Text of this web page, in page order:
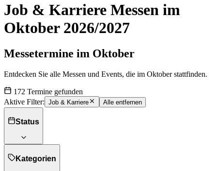
Job & Karriere Messen im
Oktober 2026/2027
Messetermine im Oktober
Entdecken Sie alle Messen und Events, die im Oktober stattfinden.
172 Termine gefunden
Aktive Filter: Job & Karriere Alle entfernen
Status
Kategorien